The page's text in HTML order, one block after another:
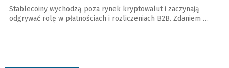
Stablecoiny wychodzą poza rynek kryptowalut i zaczynają
odgrywać rolę w płatnościach i rozliczeniach B2B. Zdaniem …